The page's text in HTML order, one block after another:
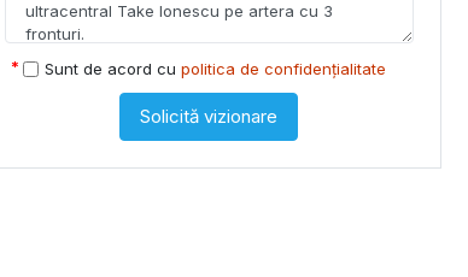
Sunt de acord cu politica de confidențialitate
Solicită vizionare